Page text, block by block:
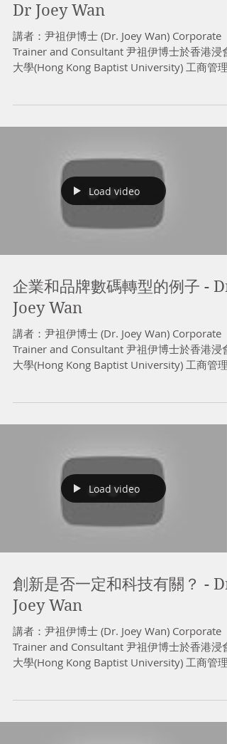
Dr Joey Wan
講者：尹祖伊博士 (Dr. Joey Wan) Corporate
Trainer and Consultant 尹祖伊博士於香港浸會
大學(Hong Kong Baptist University) 工商管理
Load video
企業和品牌數碼轉型的例子 - Dr
Joey Wan
講者：尹祖伊博士 (Dr. Joey Wan) Corporate
Trainer and Consultant 尹祖伊博士於香港浸會
大學(Hong Kong Baptist University) 工商管理
Load video
創新是否一定和科技有關？ - Dr
Joey Wan
講者：尹祖伊博士 (Dr. Joey Wan) Corporate
Trainer and Consultant 尹祖伊博士於香港浸會
大學(Hong Kong Baptist University) 工商管理